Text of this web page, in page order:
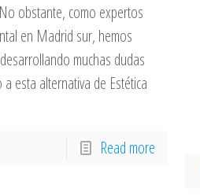
obstante, como expertos
en Madrid sur, hemos
muchas dudas
esta alternativa de Estética
Read more